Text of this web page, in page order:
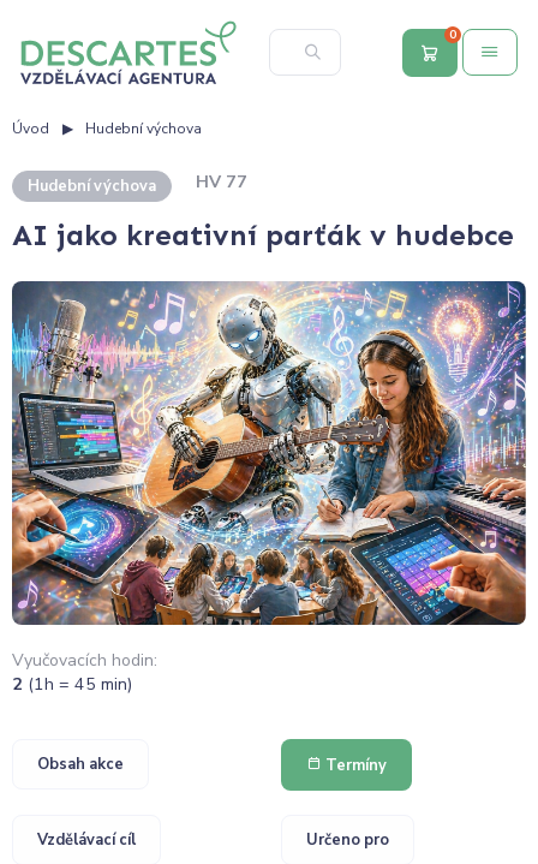
0
Úvod Hudební výchova
Hudební výchova HV 77
AI jako kreativní parťák v hudebce
Vyučovacích hodin:
2 (1h = 45 min)
Obsah akce Termíny
Vzdělávací cíl Určeno pro